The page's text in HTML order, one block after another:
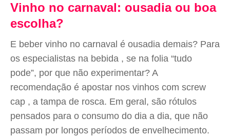
Vinho no carnaval: ousadia ou boa
escolha?
E beber vinho no carnaval é ousadia demais? Para
os especialistas na bebida , se na folia “tudo
pode”, por que não experimentar? A
recomendação é apostar nos vinhos com screw
cap , a tampa de rosca. Em geral, são rótulos
pensados para o consumo do dia a dia, que não
passam por longos períodos de envelhecimento.